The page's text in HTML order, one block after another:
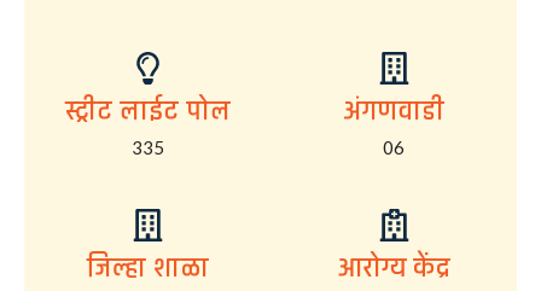
स्ट्रीट लाईट पोल
335
अंगणवाडी
06
जिल्हा शाळा आरोग्य केंद्र